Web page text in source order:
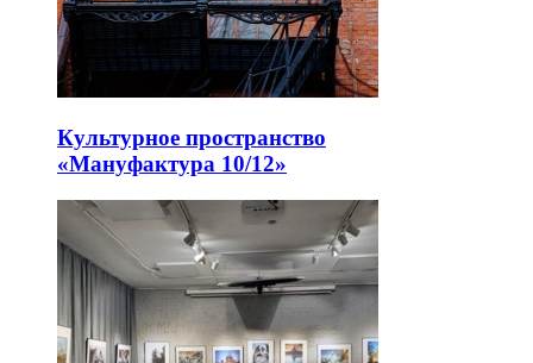
Культурное пространство
«Мануфактура 10/12»